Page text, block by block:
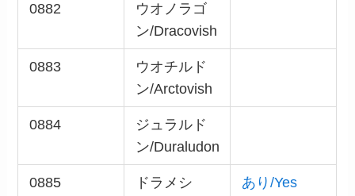
0882
ウオノラゴ
ン/Dracovish
0883
ウオチルド
ン/Arctovish
0884
ジュラルド
ン/Duraludon
0885 ドラメシ あり/Yes